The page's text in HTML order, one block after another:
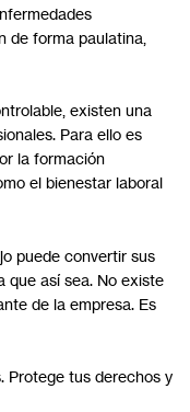
de forma paulatina,
existen una
Para ello es
la formación
el bienestar laboral
puede convertir sus
que así sea. No existe
de la empresa. Es
Protege tus derechos y